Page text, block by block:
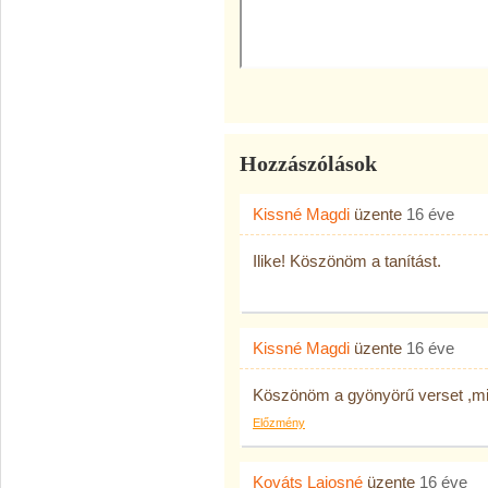
Hozzászólások
Kissné Magdi üzente 16 éve
Ilike! Köszönöm a tanítást.
Kissné Magdi üzente 16 éve
Köszönöm a gyönyörű verset
Előzmény
Kováts Lajosné üzente 16 éve